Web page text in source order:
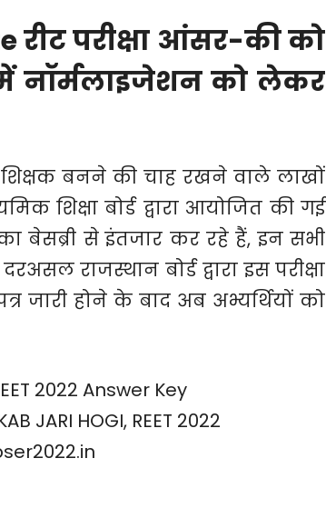
रीट परीक्षा आंसर-की को
नॉर्मलाइजेशन को लेकर
बनने की चाह रखने वाले लाखों
शिक्षा बोर्ड द्वारा आयोजित की गई
बेसब्री से इंतजार कर रहे हैं, इन सभी
राजस्थान बोर्ड द्वारा इस परीक्षा
जारी होने के बाद अब अभ्यर्थियों को